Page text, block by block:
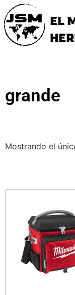
EL
grande
Mostrando el